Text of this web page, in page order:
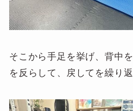
そこから手足を挙げ、背中
を反らして、戻してを繰り返